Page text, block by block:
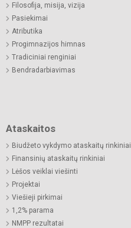
Filosofija, misija, vizija
Pasiekimai
Atributika
Progimnazijos himnas
Tradiciniai renginiai
Bendradarbiavimas
Ataskaitos
Biudžeto vykdymo ataskaitų rinkiniai
Finansinių ataskaitų rinkiniai
Lėšos veiklai viešinti
Projektai
Viešieji pirkimai
1,2% parama
NMPP rezultatai